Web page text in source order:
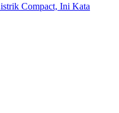
Compact, Ini Kata